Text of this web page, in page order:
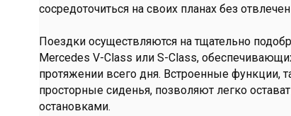
сосредоточиться на своих планах без
Поездки осуществляются на тщательно
Mercedes V-Class или S-Class,
протяжении всего дня. Встроенные функции,
просторные сиденья, позволяют легко
остановками.